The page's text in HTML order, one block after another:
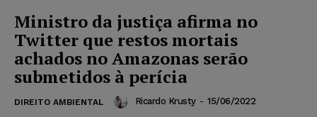
Ministro da justiça afirma no
Twitter que restos mortais
achados no Amazonas serão
submetidos à perícia
DIREITO AMBIENTAL Ricardo Krusty - 15/06/2022